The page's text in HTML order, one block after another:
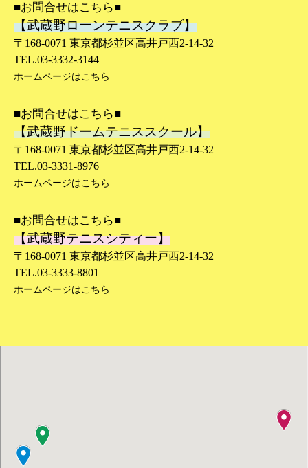
■お問合せはこちら■
【武蔵野ローンテニスクラブ】
〒168-0071 東京都杉並区高井戸西2-14-32
TEL.03-3332-3144
ホームページはこちら
■お問合せはこちら■
【武蔵野ドームテニススクール】
〒168-0071 東京都杉並区高井戸西2-14-32
TEL.03-3331-8976
ホームページはこちら
■お問合せはこちら■
【武蔵野テニスシティー】
〒168-0071 東京都杉並区高井戸西2-14-32
TEL.03-3333-8801
ホームページはこちら